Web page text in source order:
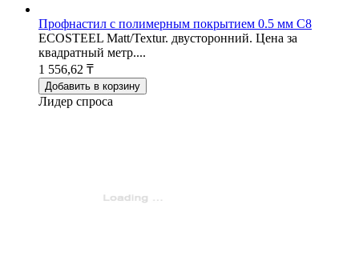
Профнастил с полимерным покрытием 0.5 мм С8
ECOSTEEL Matt/Teхtur. двусторонний. Цена за
квадратный метр....
1 556,62 ₸
Добавить в корзину
Лидер спроса